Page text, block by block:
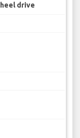
drive